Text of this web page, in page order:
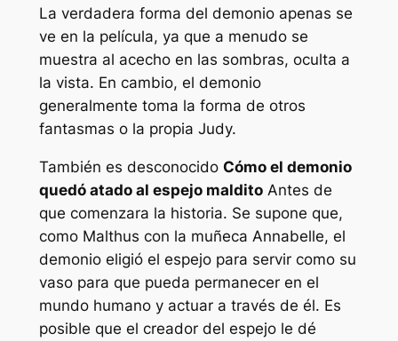
La verdadera forma del demonio apenas se
ve en la película, ya que a menudo se
muestra al acecho en las sombras, oculta a
la vista. En cambio, el demonio
generalmente toma la forma de otros
fantasmas o la propia Judy.
También es desconocido Cómo el demonio
quedó atado al espejo malditoAntes de
que comenzara la historia. Se supone que,
como Malthus con la muñeca Annabelle, el
demonio eligió el espejo para servir como su
vaso para que pueda permanecer en el
mundo humano y actuar a través de él. Es
posible que el creador del espejo le dé